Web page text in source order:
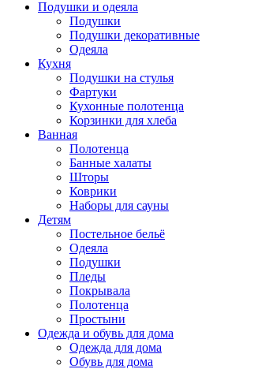
Подушки и одеяла
Подушки
Подушки декоративные
Одеяла
Кухня
Подушки на стулья
Фартуки
Кухонные полотенца
Корзинки для хлеба
Ванная
Полотенца
Банные халаты
Шторы
Коврики
Наборы для сауны
Детям
Постельное бельё
Одеяла
Подушки
Пледы
Покрывала
Полотенца
Простыни
Одежда и обувь для дома
Одежда для дома
Обувь для дома